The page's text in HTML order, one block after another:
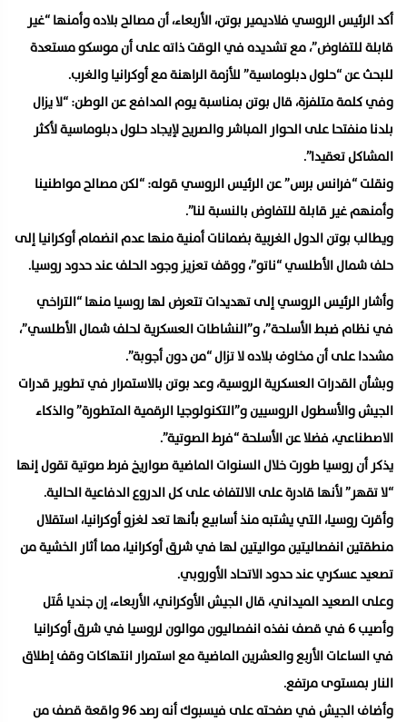
أكد الرئيس الروسي فلاديمير بوتن، الأربعاء، أن مصالح بلاده وأمنها “غير
قابلة للتفاوض”، مع تشديده في الوقت ذاته على أن موسكو مستعدة
للبحث عن “حلول دبلوماسية” للأزمة الراهنة مع أوكرانيا والغرب.
وفي كلمة متلفزة، قال بوتن بمناسبة يوم المدافع عن الوطن: “لا يزال
بلدنا منفتحا على الحوار المباشر والصريح لإيجاد حلول دبلوماسية لأكثر
المشاكل تعقيدا”.
ونقلت “فرانس برس” عن الرئيس الروسي قوله: “لكن مصالح مواطنينا
وأمنهم غير قابلة للتفاوض بالنسبة لنا”.
ويطالب بوتن الدول الغربية بضمانات أمنية منها عدم انضمام أوكرانيا إلى
حلف شمال الأطلسي “ناتو”، ووقف تعزيز وجود الحلف عند حدود روسيا.
وأشار الرئيس الروسي إلى تهديدات تتعرض لها روسيا منها “التراخي
في نظام ضبط الأسلحة”، و”النشاطات العسكرية لحلف شمال الأطلسي”،
مشددا على أن مخاوف بلاده لا تزال “من دون أجوبة”.
وبشأن القدرات العسكرية الروسية، وعد بوتن بالاستمرار في تطوير قدرات
الجيش والأسطول الروسيين و”التكنولوجيا الرقمية المتطورة” والذكاء
الاصطناعي، فضلا عن الأسلحة “فرط الصوتية”.
يذكر أن روسيا طورت خلال السنوات الماضية صواريخ فرط صوتية تقول إنها
“لا تقهر” لأنها قادرة على الالتفاف على كل الدروع الدفاعية الحالية.
وأقرت روسيا، التي يشتبه منذ أسابيع بأنها تعد لغزو أوكرانيا، استقلال
منطقتين انفصاليتين مواليتين لها في شرق أوكرانيا، مما أثار الخشية من
تصعيد عسكري عند حدود الاتحاد الأوروبي.
وعلى الصعيد الميداني، قال الجيش الأوكراني، الأربعاء، إن جنديا قُتل
وأصيب 6 في قصف نفذه انفصاليون موالون لروسيا في شرق أوكرانيا
في الساعات الأربع والعشرين الماضية مع استمرار انتهاكات وقف إطلاق
النار بمستوى مرتفع.
وأضاف الجيش في صفحته على فيسبوك أنه رصد 96 واقعة قصف من